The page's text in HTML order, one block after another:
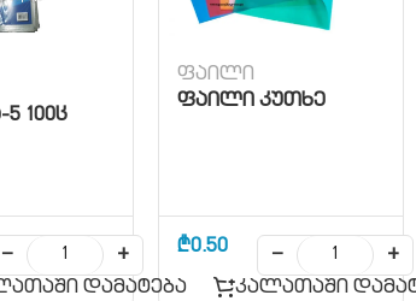
100ც
−
+
დამატება
ფაილი
ფაილი კუთხე
₾0.50 −
+
კალათაში